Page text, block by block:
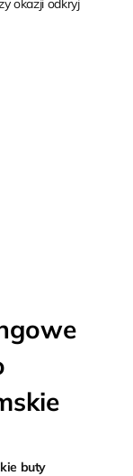
okazji odkryj
buty